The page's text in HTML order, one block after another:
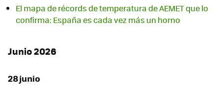
El mapa de récords de temperatura de AEMET que lo
confirma: España es cada vez más un horno
Junio 2026
28 junio